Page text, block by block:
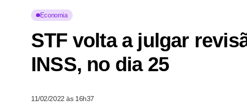
Economia
STF volta a julgar
INSS, no dia 25
11/02/2022 às 16h37